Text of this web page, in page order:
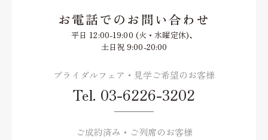
お電話でのお問い合わせ
平日 12:00-19:00 (火・水曜定休)、
土日祝 9:00-20:00
ブライダルフェア・見学ご希望のお客様
Tel. 03-6226-3202
ご成約済み・ご列席のお客様